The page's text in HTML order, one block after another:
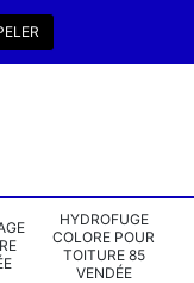
HYDROFUGE
COLORE POUR
TOITURE 85
VENDÉE